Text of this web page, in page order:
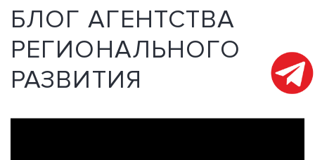
БЛОГ АГЕНТСТВА
РЕГИОНАЛЬНОГО
РАЗВИТИЯ